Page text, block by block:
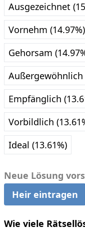
Ausgezeichnet
Vornehm (14.97%)
Gehorsam
Außergewöhnlich
Empfänglich
Vorbildlich
Ideal (13.61%)
Neue Lösung
Heir eintragen
Wie viele